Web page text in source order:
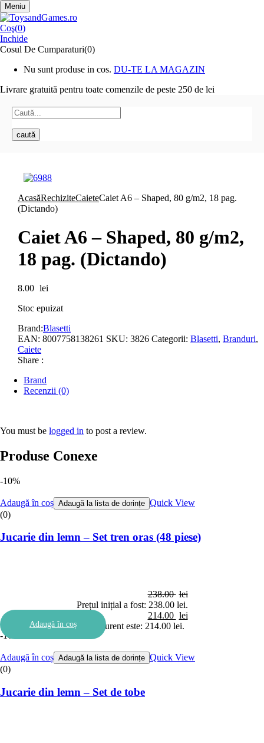
Meniu
Coş(0)
Inchide
Cosul De Cumparaturi(0)
Nu sunt produse in cos. DU-TE LA MAGAZIN
Livrare gratuită pentru toate comenzile de peste 250 de lei
caută
AcasăRechiziteCaieteCaiet A6 – Shaped, 80 g/m2, 18 pag.
(Dictando)
Caiet A6 – Shaped, 80 g/m2,
18 pag. (Dictando)
8.00 lei
Stoc epuizat
Brand:Blasetti
EAN: 8007758138261 SKU: 3826 Categorii: Blasetti, Branduri,
Caiete
Share :
Brand
Recenzii (0)
You must be logged in to post a review.
Produse Conexe
-10%
Adaugă în coș Adaugă la lista de dorințe Quick View
(0)
Jucarie din lemn – Set tren oras (48 piese)
238.00 lei
Prețul inițial a fost: 238.00 lei.
214.00 lei
Prețul curent este: 214.00 lei.
Adaugă în coș
-10%
Adaugă în coș Adaugă la lista de dorințe Quick View
(0)
Jucarie din lemn – Set de tobe